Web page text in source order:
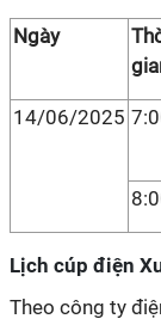
Ngày
14/06/2025
Lịch cúp điện
Theo công ty